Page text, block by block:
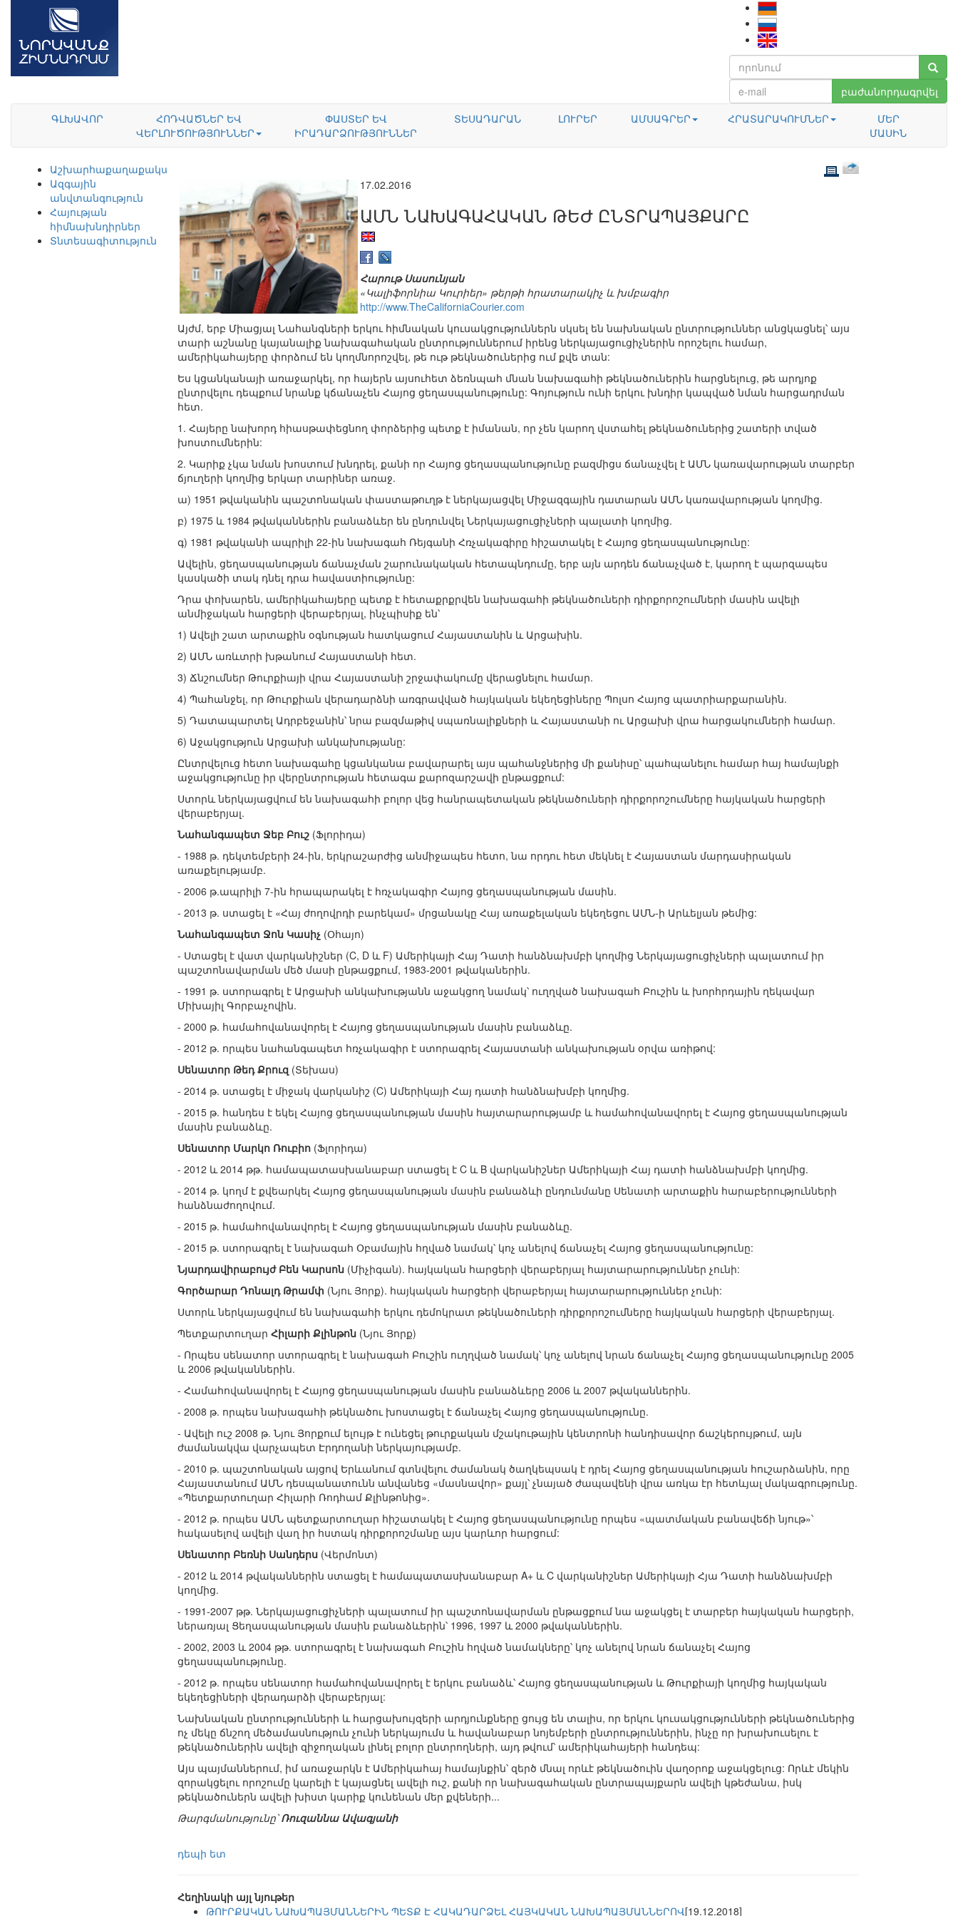
բաժանորդագրվել
ԳԼԽԱՎՈՐ
ՀՈԴՎԱԾՆԵՐ ԵՎ
ՎԵՐԼՈՒԾՈՒԹՅՈՒՆՆԵՐ
ՓԱՍՏԵՐ ԵՎ
ԻՐԱԴԱՐՁՈՒԹՅՈՒՆՆԵՐ
ՏԵՍԱԴԱՐԱՆ ԼՈՒՐԵՐ ԱՄՍԱԳՐԵՐ ՀՐԱՏԱՐԱԿՈՒՄՆԵՐ
ՄԵՐ
ՄԱՍԻՆ
Աշխարհաքաղաքականություն
Ազգային
անվտանգություն
Հայության
հիմնախնդիրներ
Տնտեսագիտություն
17.02.2016
ԱՄՆ ՆԱԽԱԳԱՀԱԿԱՆ ԹԵԺ ԸՆՏՐԱՊԱՅՔԱՐԸ
Հարութ Սասունյան
«Կալիֆորնիա Կուրիեր» թերթի հրատարակիչ և խմբագիր
http://www.TheCaliforniaCourier.com
Այժմ, երբ Միացյալ Նահանգների երկու հիմնական կուսակցություններն սկսել են նախնական ընտրություններ անցկացնել՝ այս
տարի աշնանը կայանալիք նախագահական ընտրություններում իրենց ներկայացուցիչներին որոշելու համար,
ամերիկահայերը փորձում են կողմնորոշվել, թե ութ թեկնածուներից ում քվե տան:
Ես կցանկանայի առաջարկել, որ հայերն այսուհետ ձեռնպահ մնան նախագահի թեկնածուներին հարցնելուց, թե արդյոք
ընտրվելու դեպքում նրանք կճանաչեն Հայոց ցեղասպանությունը: Գոյություն ունի երկու խնդիր կապված նման հարցադրման
հետ.
1. Հայերը նախորդ հիասթափեցնող փորձերից պետք է իմանան, որ չեն կարող վստահել թեկնածուներից շատերի տված
խոստումներին:
2. Կարիք չկա նման խոստում խնդրել, քանի որ Հայոց ցեղասպանությունը բազմիցս ճանաչվել է ԱՄՆ կառավարության տարբեր
ճյուղերի կողմից երկար տարիներ առաջ.
ա) 1951 թվականին պաշտոնական փաստաթուղթ է ներկայացվել Միջազգային դատարան ԱՄՆ կառավարության կողմից.
բ) 1975 և 1984 թվականներին բանաձևեր են ընդունվել Ներկայացուցիչների պալատի կողմից.
գ) 1981 թվականի ապրիլի 22-ին նախագահ Ռեյգանի Հռչակագիրը հիշատակել է Հայոց ցեղասպանությունը:
Ավելին, ցեղասպանության ճանաչման շարունակական հետապնդումը, երբ այն արդեն ճանաչված է, կարող է պարզապես
կասկածի տակ դնել դրա հավաստիությունը:
Դրա փոխարեն, ամերիկահայերը պետք է հետաքրքրվեն նախագահի թեկնածուների դիրքորոշումների մասին ավելի
անմիջական հարցերի վերաբերյալ, ինչպիսիք են՝
1) Ավելի շատ արտաքին օգնության հատկացում Հայաստանին և Արցախին.
2) ԱՄՆ առևտրի խթանում Հայաստանի հետ.
3) Ճնշումներ Թուրքիայի վրա Հայաստանի շրջափակումը վերացնելու համար.
4) Պահանջել, որ Թուրքիան վերադարձնի առգրավված հայկական եկեղեցիները Պոլսո Հայոց պատրիարքարանին.
5) Դատապարտել Ադրբեջանին՝ նրա բազմաթիվ սպառնալիքների և Հայաստանի ու Արցախի վրա հարցակումների համար.
6) Աջակցություն Արցախի անկախությանը:
Ընտրվելուց հետո նախագահը կցանկանա բավարարել այս պահանջներից մի քանիսը՝ պահպանելու համար հայ համայնքի
աջակցությունը իր վերընտրության հետագա քարոզարշավի ընթացքում:
Ստորև ներկայացվում են նախագահի բոլոր վեց հանրապետական թեկնածուների դիրքորոշումները հայկական հարցերի
վերաբերյալ.
Նահանգապետ Ջեբ Բուշ (Ֆլորիդա)
- 1988 թ. դեկտեմբերի 24-ին, երկրաշարժից անմիջապես հետո, նա որդու հետ մեկնել է Հայաստան մարդասիրական
առաքելությամբ.
- 2006 թ.ապրիլի 7-ին հրապարակել է հռչակագիր Հայոց ցեղասպանության մասին.
- 2013 թ. ստացել է «Հայ ժողովրդի բարեկամ» մրցանակը Հայ առաքելական եկեղեցու ԱՄՆ-ի Արևելյան թեմից:
Նահանգապետ Ջոն Կասիչ (Օհայո)
- Ստացել է վատ վարկանիշներ (C, D և F) Ամերիկայի Հայ Դատի հանձնախմբի կողմից Ներկայացուցիչների պալատում իր
պաշտոնավարման մեծ մասի ընթացքում, 1983-2001 թվականերին.
- 1991 թ. ստորագրել է Արցախի անկախությանն աջակցող նամակ՝ ուղղված նախագահ Բուշին և խորհրդային ղեկավար
Միխայիլ Գորբաչովին.
- 2000 թ. համահովանավորել է Հայոց ցեղասպանության մասին բանաձևը.
- 2012 թ. որպես նահանգապետ հռչակագիր է ստորագրել Հայաստանի անկախության օրվա առիթով:
Սենատոր Թեդ Քրուզ (Տեխաս)
- 2014 թ. ստացել է միջակ վարկանիշ (C) Ամերիկայի Հայ դատի հանձնախմբի կողմից.
- 2015 թ. հանդես է եկել Հայոց ցեղասպանության մասին հայտարարությամբ և համահովանավորել է Հայոց ցեղասպանության
մասին բանաձևը.
Սենատոր Մարկո Ռուբիո (Ֆլորիդա)
- 2012 և 2014 թթ. համապատասխանաբար ստացել է C և B վարկանիշներ Ամերիկայի Հայ դատի հանձնախմբի կողմից.
- 2014 թ. կողմ է քվեարկել Հայոց ցեղասպանության մասին բանաձևի ընդունմանը Սենատի արտաքին հարաբերությունների
հանձնաժողովում.
- 2015 թ. համահովանավորել է Հայոց ցեղասպանության մասին բանաձևը.
- 2015 թ. ստորագրել է նախագահ Օբամային հղված նամակ՝ կոչ անելով ճանաչել Հայոց ցեղասպանությունը:
Նյարդավիրաբույժ Բեն Կարսոն (Միչիգան). հայկական հարցերի վերաբերյալ հայտարարություններ չունի:
Գործարար Դոնալդ Թրամփ (Նյու Յորք). հայկական հարցերի վերաբերյալ հայտարարություններ չունի:
Ստորև ներկայացվում են նախագահի երկու դեմոկրատ թեկնածուների դիրքորոշումները հայկական հարցերի վերաբերյալ.
Պետքարտուղար Հիլարի Քլինթոն (Նյու Յորք)
- Որպես սենատոր ստորագրել է նախագահ Բուշին ուղղված նամակ՝ կոչ անելով նրան ճանաչել Հայոց ցեղասպանությունը 2005
և 2006 թվականներին.
- Համահովանավորել է Հայոց ցեղասպանության մասին բանաձևերը 2006 և 2007 թվականներին.
- 2008 թ. որպես նախագահի թեկնածու խոստացել է ճանաչել Հայոց ցեղասպանությունը.
- Ավելի ուշ 2008 թ. Նյու Յորքում ելույթ է ունեցել թուրքական մշակութային կենտրոնի հանդիսավոր ճաշկերույթում, այն
ժամանակվա վարչապետ Էրդողանի ներկայությամբ.
- 2010 թ. պաշտոնական այցով Երևանում գտնվելու ժամանակ ծաղկեպսակ է դրել Հայոց ցեղասպանության հուշարձանին, որը
Հայաստանում ԱՄՆ դեսպանատունն անվանեց «մասնավոր» քայլ՝ չնայած ժապավենի վրա առկա էր հետևյալ մակագրությունը.
«Պետքարտուղար Հիլարի Ռոդհամ Քլինթոնից».
- 2012 թ. որպես ԱՄՆ պետքարտուղար հիշատակել է Հայոց ցեղասպանությունը որպես «պատմական բանավեճի նյութ»՝
հակասելով ավելի վաղ իր հստակ դիրքորոշմանը այս կարևոր հարցում:
Սենատոր Բեռնի Սանդերս (Վերմոնտ)
- 2012 և 2014 թվականներին ստացել է համապատասխանաբար A+ և C վարկանիշներ Ամերիկայի Հյա Դատի հանձնախմբի
կողմից.
- 1991-2007 թթ. Ներկայացուցիչների պալատում իր պաշտոնավարման ընթացքում նա աջակցել է տարբեր հայկական հարցերի,
ներառյալ Ցեղասպանության մասին բանաձևերին՝ 1996, 1997 և 2000 թվականներին.
- 2002, 2003 և 2004 թթ. ստորագրել է նախագահ Բուշին հղված նամակները՝ կոչ անելով նրան ճանաչել Հայոց
ցեղասպանությունը.
- 2012 թ. որպես սենատոր համահովանավորել է երկու բանաձև՝ Հայոց ցեղասպանության և Թուրքիայի կողմից հայկական
եկեղեցիների վերադարձի վերաբերյալ:
Նախնական ընտրությունների և հարցախույզերի արդյունքները ցույց են տալիս, որ երկու կուսակցությունների թեկնածուներից
ոչ մեկը ճնշող մեծամասնություն չունի ներկայումս և հավանաբար նոյեմբերի ընտրություններին, ինչը որ խրախուսելու է
թեկնածուներին ավելի զիջողական լինել բոլոր ընտրողների, այդ թվում՝ ամերիկահայերի հանդեպ:
Այս պայմաններում, իմ առաջարկն է Ամերիկահայ համայնքին՝ զերծ մնալ որևէ թեկնածուին վաղօրոք աջակցելուց: Որևէ մեկին
զորակցելու որոշումը կարելի է կայացնել ավելի ուշ, քանի որ նախագահական ընտրապայքարն ավելի կթեժանա, իսկ
թեկնածուներն ավելի խիստ կարիք կունենան մեր քվեների...
Թարգմանությունը՝Ռուզաննա Ավագյանի
դեպի ետ
Հեղինակի այլ նյութեր
ԹՈՒՐՔԱԿԱՆ ՆԱԽԱՊԱՅՄԱՆՆԵՐԻՆ ՊԵՏՔ Է ՀԱԿԱԴԱՐՁԵԼ ՀԱՅԿԱԿԱՆ ՆԱԽԱՊԱՅՄԱՆՆԵՐՈՎ[19.12.2018]